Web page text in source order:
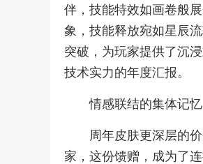
伴，技能特效如画卷般
象，技能释放宛如星辰
突破，为玩家提供了沉
技术实力的年度汇报。
情感联结的集体记忆
周年皮肤更深层的
家，这份馈赠，成为了